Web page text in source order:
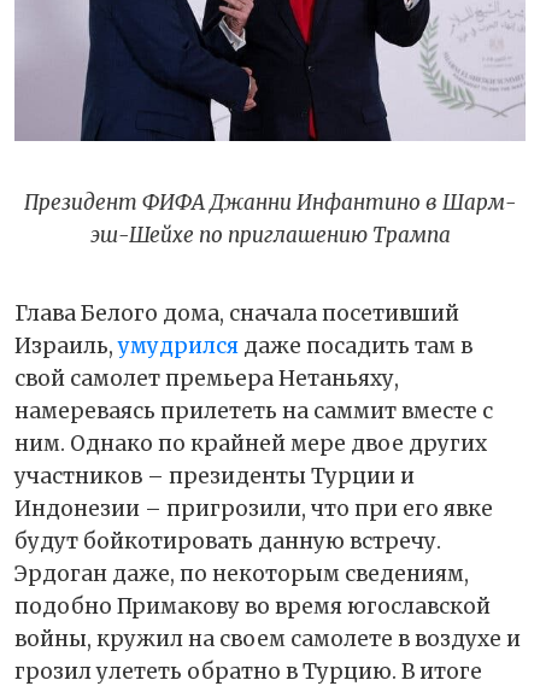
Президент ФИФА Джанни Инфантино в Шарм-
эш-Шейхе по приглашению Трампа
Глава Белого дома, сначала посетивший
Израиль,умудрился даже посадить там в
свой самолет премьера Нетаньяху,
намереваясь прилететь на саммит вместе с
ним. Однако по крайней мере двое других
участников – президенты Турции и
Индонезии – пригрозили, что при его явке
будут бойкотировать данную встречу.
Эрдоган даже, по некоторым сведениям,
подобно Примакову во время югославской
войны, кружил на своем самолете в воздухе и
грозил улететь обратно в Турцию. В итоге